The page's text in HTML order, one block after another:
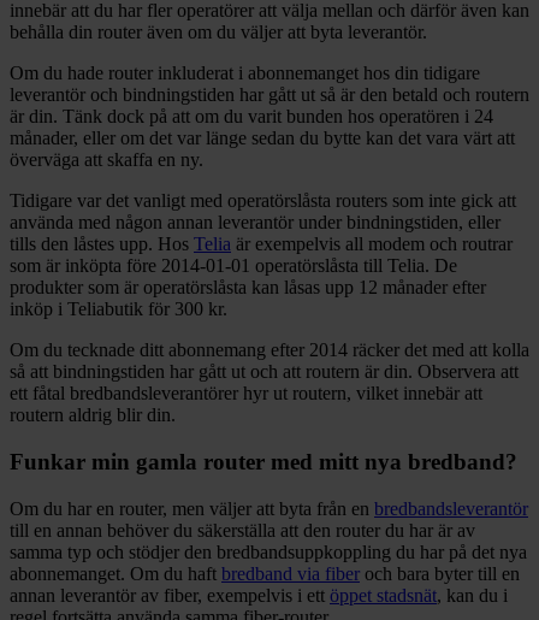
innebär att du har fler operatörer att välja mellan och därför även kan
behålla din router även om du väljer att byta leverantör.
Om du hade router inkluderat i abonnemanget hos din tidigare
leverantör och bindningstiden har gått ut så är den betald och routern
är din. Tänk dock på att om du varit bunden hos operatören i 24
månader, eller om det var länge sedan du bytte kan det vara värt att
överväga att skaffa en ny.
Tidigare var det vanligt med operatörslåsta routers som inte gick att
använda med någon annan leverantör under bindningstiden, eller
tills den låstes upp. Hos Telia är exempelvis all modem och routrar
som är inköpta före 2014-01-01 operatörslåsta till Telia. De
produkter som är operatörslåsta kan låsas upp 12 månader efter
inköp i Teliabutik för 300 kr.
Om du tecknade ditt abonnemang efter 2014 räcker det med att kolla
så att bindningstiden har gått ut och att routern är din. Observera att
ett fåtal bredbandsleverantörer hyr ut routern, vilket innebär att
routern aldrig blir din.
Funkar min gamla router med mitt nya bredband?
Om du har en router, men väljer att byta från en bredbandsleverantör
till en annan behöver du säkerställa att den router du har är av
samma typ och stödjer den bredbandsuppkoppling du har på det nya
abonnemanget. Om du haft bredband via fiber och bara byter till en
annan leverantör av fiber, exempelvis i ett öppet stadsnät, kan du i